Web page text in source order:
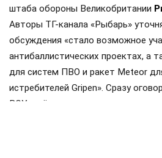
штаба обороны Великобритании
Авторы ТГ-канала «Рыбарь»
обсуждения «стало возможное
антибаллистических проектах, а
для систем ПВО и ракет Meteor
истребителей Gripen». Сразу
ВСУ ещё нет, но планы на них уже